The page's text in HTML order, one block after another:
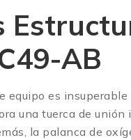
AB
equipo es
una tuerca de
la palanca de